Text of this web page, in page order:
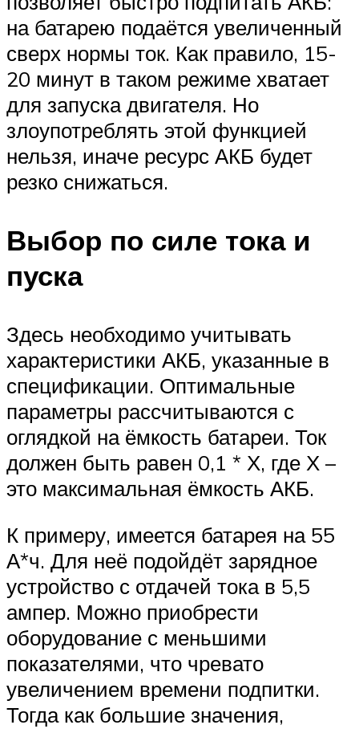
на батарею подаётся увеличенный
сверх нормы ток. Как правило, 15-
20 минут в таком режиме хватает
для запуска двигателя. Но
злоупотреблять этой функцией
нельзя, иначе ресурс АКБ будет
резко снижаться.
Выбор по силе тока и
пуска
Здесь необходимо учитывать
характеристики АКБ, указанные в
спецификации. Оптимальные
параметры рассчитываются с
оглядкой на ёмкость батареи. Ток
должен быть равен 0,1 * Х, где Х –
это максимальная ёмкость АКБ.
К примеру, имеется батарея на 55
А*ч. Для неё подойдёт зарядное
устройство с отдачей тока в 5,5
ампер. Можно приобрести
оборудование с меньшими
показателями, что чревато
увеличением времени подпитки.
Тогда как большие значения,